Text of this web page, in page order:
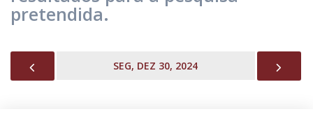
pretendida.
SEG, DEZ 30, 2024